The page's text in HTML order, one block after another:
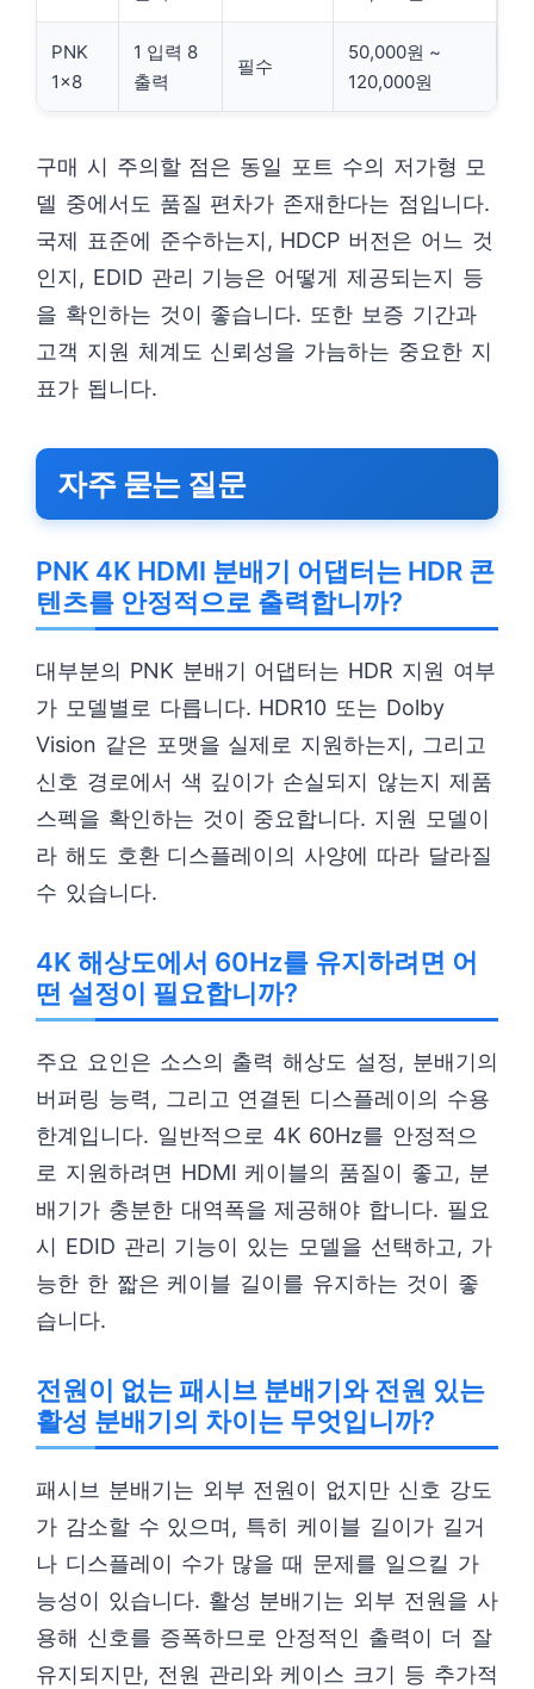
PNK
1×8
1 입력 8
출력
필수
50,000원 ~
120,000원
구매 시 주의할 점은 동일 포트 수의 저가형 모
델 중에서도 품질 편차가 존재한다는 점입니다.
국제 표준에 준수하는지, HDCP 버전은 어느 것
인지, EDID 관리 기능은 어떻게 제공되는지 등
을 확인하는 것이 좋습니다. 또한 보증 기간과
고객 지원 체계도 신뢰성을 가늠하는 중요한 지
표가 됩니다.
자주 묻는 질문
PNK 4K HDMI 분배기 어댑터는 HDR 콘
텐츠를 안정적으로 출력합니까?
대부분의 PNK 분배기 어댑터는 HDR 지원 여부
가 모델별로 다릅니다. HDR10 또는 Dolby
Vision 같은 포맷을 실제로 지원하는지, 그리고
신호 경로에서 색 깊이가 손실되지 않는지 제품
스펙을 확인하는 것이 중요합니다. 지원 모델이
라 해도 호환 디스플레이의 사양에 따라 달라질
수 있습니다.
4K 해상도에서 60Hz를 유지하려면 어
떤 설정이 필요합니까?
주요 요인은 소스의 출력 해상도 설정, 분배기의
버퍼링 능력, 그리고 연결된 디스플레이의 수용
한계입니다. 일반적으로 4K 60Hz를 안정적으
로 지원하려면 HDMI 케이블의 품질이 좋고, 분
배기가 충분한 대역폭을 제공해야 합니다. 필요
시 EDID 관리 기능이 있는 모델을 선택하고, 가
능한 한 짧은 케이블 길이를 유지하는 것이 좋
습니다.
전원이 없는 패시브 분배기와 전원 있는
활성 분배기의 차이는 무엇입니까?
패시브 분배기는 외부 전원이 없지만 신호 강도
가 감소할 수 있으며, 특히 케이블 길이가 길거
나 디스플레이 수가 많을 때 문제를 일으킬 가
능성이 있습니다. 활성 분배기는 외부 전원을 사
용해 신호를 증폭하므로 안정적인 출력이 더 잘
유지되지만, 전원 관리와 케이스 크기 등 추가적